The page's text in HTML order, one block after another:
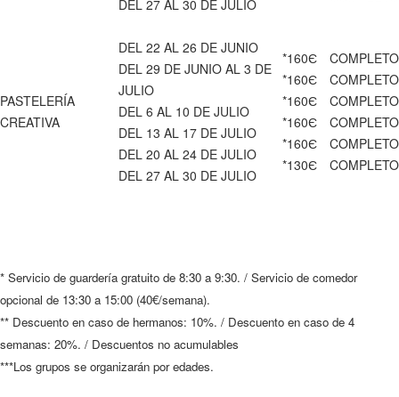
DEL 27 AL 30 DE JULIO
PASTELERÍA
CREATIVA
DEL 22 AL 26 DE JUNIO
DEL 29 DE JUNIO AL 3 DE
JULIO
DEL 6 AL 10 DE JULIO
DEL 13 AL 17 DE JULIO
DEL 20 AL 24 DE JULIO
DEL 27 AL 30 DE JULIO
*160Є
*160Є
*160Є
*160Є
*160Є
*130Є
COMPLETO
COMPLETO
COMPLETO
COMPLETO
COMPLETO
COMPLETO
* Servicio de guardería gratuito de 8:30 a 9:30. / Servicio de comedor
opcional de 13:30 a 15:00 (40€/semana).
** Descuento en caso de hermanos: 10%. / Descuento en caso de 4
semanas: 20%. / Descuentos no acumulables
***Los grupos se organizarán por edades.